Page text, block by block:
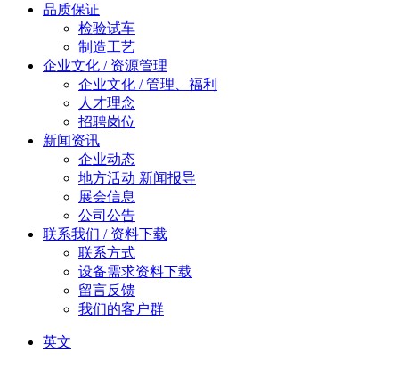
品质保证
检验试车
制造工艺
企业文化 / 资源管理
企业文化 / 管理、福利
人才理念
招聘岗位
新闻资讯
企业动态
地方活动 新闻报导
展会信息
公司公告
联系我们 / 资料下载
联系方式
设备需求资料下载
留言反馈
我们的客户群
英文